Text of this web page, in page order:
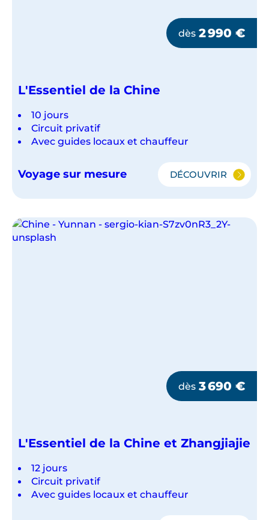
dès 2 990 €
L'Essentiel de la Chine
10 jours
Circuit privatif
Avec guides locaux et chauffeur
Voyage sur mesure DÉCOUVRIR
L'ESSENTIEL
CHINE
dès 3 690 €
L'Essentiel de la Chine et Zhangjiajie
12 jours
Circuit privatif
Avec guides locaux et chauffeur